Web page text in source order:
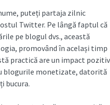
puteți partaja zilnic
Twitter. Pe lângă faptul că
pe blogul dvs., această
promovând în același timp
practică are un impact pozitiv
blogurile monetizate, datorită
bucura.